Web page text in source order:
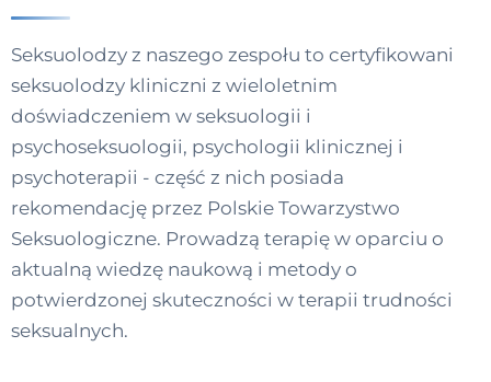
Seksuolodzy z naszego zespołu to certyfikowani
seksuolodzy kliniczni z wieloletnim
doświadczeniem w seksuologii i
psychoseksuologii, psychologii klinicznej i
psychoterapii - część z nich posiada
rekomendację przez Polskie Towarzystwo
Seksuologiczne. Prowadzą terapię w oparciu o
aktualną wiedzę naukową i metody o
potwierdzonej skuteczności w terapii trudności
seksualnych.